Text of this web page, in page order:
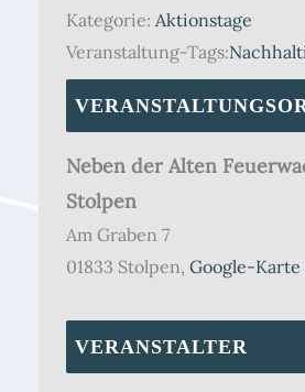
Kategorie: Aktionstage
Veranstaltung-Tags:
Neben der Alten
Stolpen
Am Graben 7
01833 Stolpen, Google-Karte
VERANSTALTER